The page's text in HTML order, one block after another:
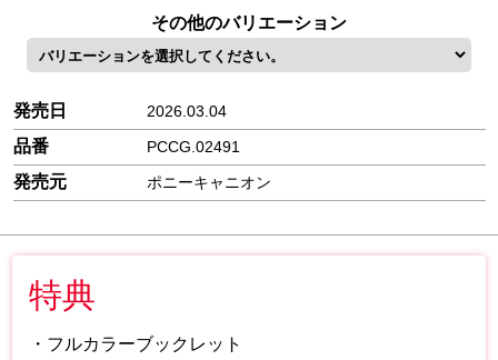
その他のバリエーション
発売日 2026.03.04
品番 PCCG.02491
発売元 ポニーキャニオン
特典
・フルカラーブックレット